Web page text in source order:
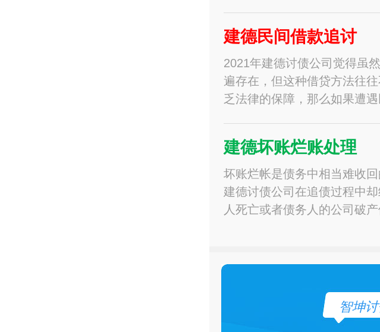
建德民间借款追讨
2021年建德讨债公司觉得虽
遍存在，但这种借贷方法往
乏法律的保障，那么如果遭
建德坏账烂账处理
坏账烂帐是债务中相当难收
建德讨债公司在追债过程中
人死亡或者债务人的公司破
智坤